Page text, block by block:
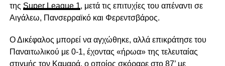
της Super League 1, μετά τις επιτυχίες του απέναντι σε
Αιγάλεω, Πανσερραϊκό και Φερεντσβάρος.
Ο Δικέφαλος μπορεί να αγχώθηκε, αλλά επικράτησε του
Παναιτωλικού με 0-1, έχοντας «ήρωα» της τελευταίας
στιγμής τον Καμαρά, ο οποίος σκόραρε στο 87’ με